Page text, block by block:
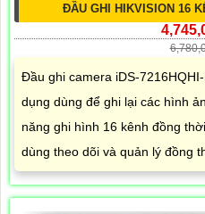
ĐẦU GHI HIKVISION 16
Đầu ghi camera iDS-
dụng dùng để ghi lại các hình
năng ghi hình 16 kênh đồng
dùng theo dõi và quản lý đồng